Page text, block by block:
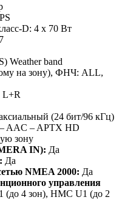
D: 4 x 70 Вт
Weather band
на зону), ФНЧ: ALL,
L+R
(24 бит/96 кГц)
AAC – APTX HD
зону
IN): Да
Да
NMEA 2000: Да
управления
(до 4 зон), HMC U1 (до 2